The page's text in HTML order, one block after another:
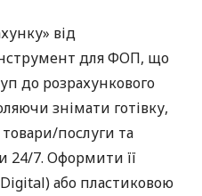
від
для ФОП, що
до розрахункового
знімати готівку,
послуги та
24/7. Оформити її
або пластиковою